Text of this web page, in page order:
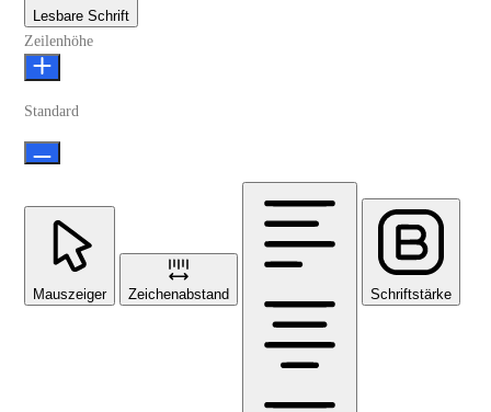
Lesbare Schrift
Zeilenhöhe
Standard
Mauszeiger Zeichenabstand Schriftstärke